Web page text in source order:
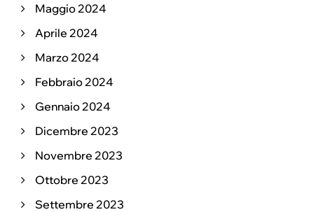
Maggio 2024
Aprile 2024
Marzo 2024
Febbraio 2024
Gennaio 2024
Dicembre 2023
Novembre 2023
Ottobre 2023
Settembre 2023